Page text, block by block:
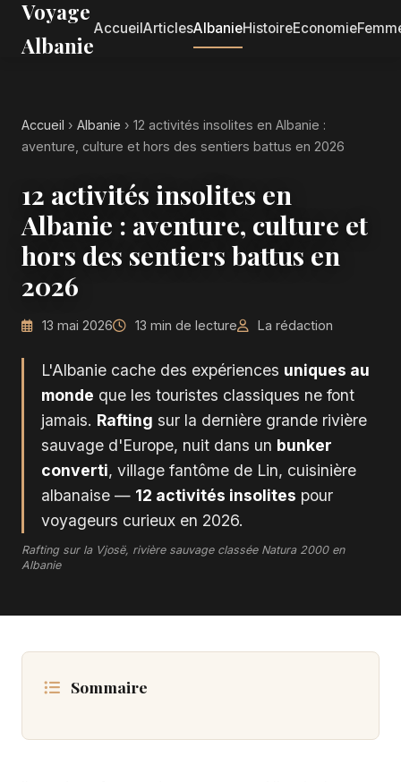
Voyage
Albanie
AccueilArticlesAlbanieHistoireEconomie
Accueil › Albanie › 12 activités insolites en Albanie :
aventure, culture et hors des sentiers battus en 2026
12 activités insolites en
Albanie : aventure, culture et
hors des sentiers battus en
2026
13 mai 2026 13 min de lecture La rédaction
L'Albanie cache des expériences uniques au
monde que les touristes classiques ne font
jamais. Rafting sur la dernière grande rivière
sauvage d'Europe, nuit dans un bunker
converti, village fantôme de Lin, cuisinière
albanaise — 12 activités insolites pour
voyageurs curieux en 2026.
Rafting sur la Vjosë, rivière sauvage classée Natura 2000 en
Albanie
Sommaire